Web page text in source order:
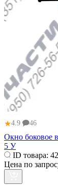
★4.9 46
Окно боковое
5 У
ID товара:
Цена по